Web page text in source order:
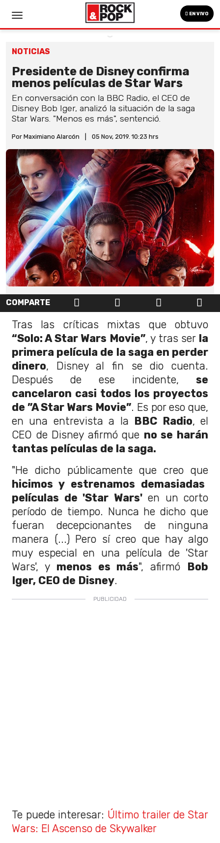
EN VIVO
NOTICIAS
Presidente de Disney confirma
menos películas de Star Wars
En conversación con la BBC Radio, el CEO de
Disney Bob Iger, analizó la situación de la saga
Star Wars. "Menos es más", sentenció.
Por Maximiano Alarcón 05 Nov, 2019. 10:23 hrs
COMPARTE
Tras las críticas mixtas que obtuvo
“Solo: A Star Wars Movie”, y tras ser la
primera película de la saga en perder
dinero, Disney al fin se dio cuenta.
Después de ese incidente, se
cancelaron casi todos los proyectos
de ”A Star Wars Movie”. Es por eso que,
en una entrevista a la
BBC Radio, el
CEO de Disney afirmó que no se harán
tantas películas de la saga.
"He dicho públicamente que creo que
hicimos y estrenamos demasiadas
películas de 'Star Wars'en un corto
período de tiempo. Nunca he dicho que
fueran decepcionantes de ninguna
manera (...) Pero sí creo que hay algo
muy especial en una película de 'Star
Wars', y menos es más", afirmó
Bob
Iger, CEO de Disney.
Te puede interesar: Último trailer de Star
Wars: El Ascenso de Skywalker